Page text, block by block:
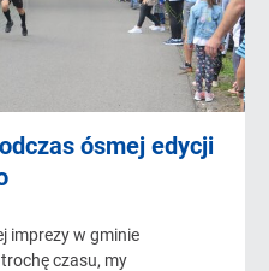
ósmej edycji
imprezy w gminie
czasu, my